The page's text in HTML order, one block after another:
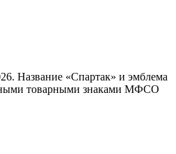
Название «Спартак» и эмблема
товарными знаками МФСО